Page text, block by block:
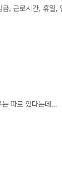
, 근로시간, 휴일
따로 있다는데...